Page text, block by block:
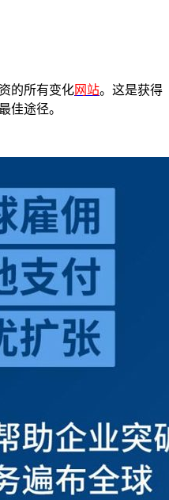
的所有变化网站。这是获得
佳途径。